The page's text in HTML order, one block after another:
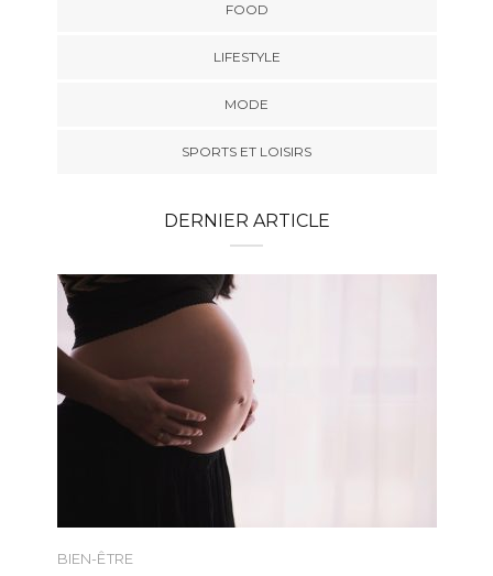
FOOD
LIFESTYLE
MODE
SPORTS ET LOISIRS
DERNIER ARTICLE
BIEN-ÊTRE